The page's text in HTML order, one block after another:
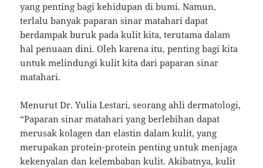
yang penting bagi kehidupan di bumi. Namun,
terlalu banyak paparan sinar matahari dapat
berdampak buruk pada kulit kita, terutama dalam
hal penuaan dini. Oleh karena itu, penting bagi kita
untuk melindungi kulit kita dari paparan sinar
matahari.
Menurut Dr. Yulia Lestari, seorang ahli dermatologi,
“Paparan sinar matahari yang berlebihan dapat
merusak kolagen dan elastin dalam kulit, yang
merupakan protein-protein penting untuk menjaga
kekenyalan dan kelembaban kulit. Akibatnya, kulit